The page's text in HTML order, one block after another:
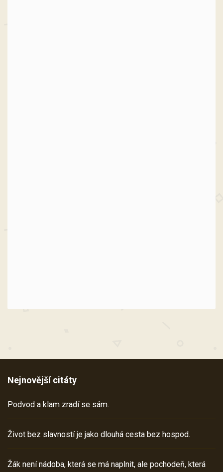
Nejnovější citáty
Podvod a klam zradí se sám.
Život bez slavností je jako dlouhá cesta bez hospod.
Žák není nádoba, která se má naplnit, ale pochodeň, která